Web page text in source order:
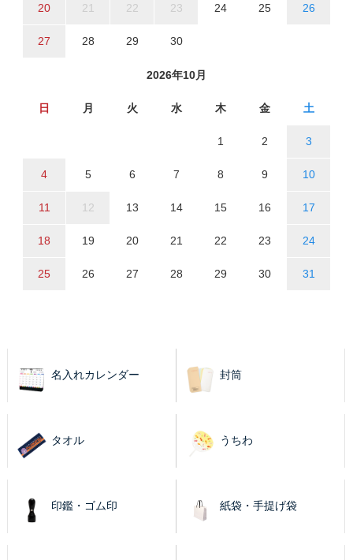
20 21 22 23 24 25 26
27 28 29 30
2026年10月
日 月 火 水 木 金 土
1 2 3
4 5 6 7 8 9 10
11 12 13 14 15 16 17
18 19 20 21 22 23 24
25 26 27 28 29 30 31
名入れカレンダー 封筒
タオル うちわ
印鑑・ゴム印 紙袋・手提げ袋